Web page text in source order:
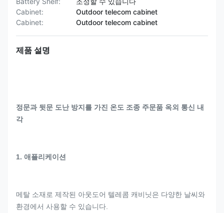
Cabinet:
Outdoor telecom cabinet
Cabinet:
Outdoor telecom cabinet
제품 설명
정문과 뒷문 도난 방지를 가진 온도 조종 주문품 옥외 통신 내
각
1. 애플리케이션
메탈 소재로 제작된 아웃도어 텔레콤 캐비닛은 다양한 날씨와
환경에서 사용할 수 있습니다.